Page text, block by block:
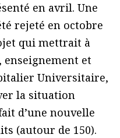
en avril. Une
rejeté en octobre
qui mettrait à
enseignement et
Universitaire,
la situation
d’une nouvelle
(autour de 150).